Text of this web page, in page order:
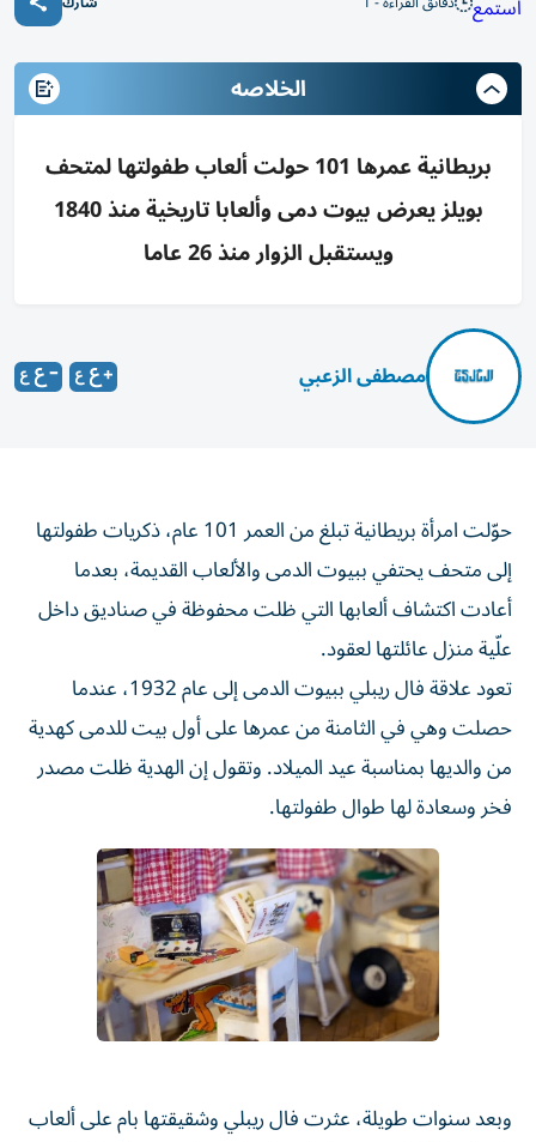
استمع
الخلاصه
بريطانية عمرها 101 حولت ألعاب طفولتها لمتحف
بويلز يعرض بيوت دمى وألعابا تاريخية منذ 1840
ويستقبل الزوار منذ 26 عاما
مصطفى الزعبي
حوّلت امرأة بريطانية تبلغ من العمر 101 عام، ذكريات طفولتها
إلى متحف يحتفي ببيوت الدمى والألعاب القديمة، بعدما
أعادت اكتشاف ألعابها التي ظلت محفوظة في صناديق داخل
علّية منزل عائلتها لعقود.
تعود علاقة فال ريبلي ببيوت الدمى إلى عام 1932، عندما
حصلت وهي في الثامنة من عمرها على أول بيت للدمى كهدية
من والديها بمناسبة عيد الميلاد. وتقول إن الهدية ظلت مصدر
فخر وسعادة لها طوال طفولتها.
وبعد سنوات طويلة، عثرت فال ريبلي وشقيقتها بام على ألعاب